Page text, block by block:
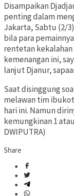
Disampaikan
penting dalam
Jakarta, Sabtu (2/
bila para
rentetan kekalahan
kemenangan ini,
lanjut Djanur,
Saat disinggung
melawan tim
hari ini. Namun
kemungkinan 1
DWIPUTRA)
Share